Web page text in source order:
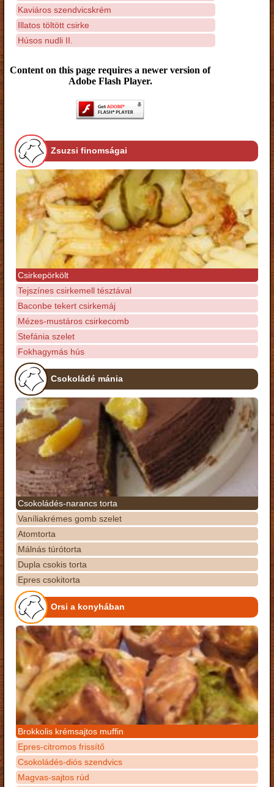
Kaviáros szendvicskrém
Illatos töltött csirke
Húsos nudli II.
Content on this page requires a newer version of
Adobe Flash Player.
Zsuzsi finomságai
Csirkepörkölt
Tejszínes csirkemell tésztával
Baconbe tekert csirkemáj
Mézes-mustáros csirkecomb
Stefánia szelet
Fokhagymás hús
Csokoládé mánia
Csokoládés-narancs torta
Vaníliakrémes gomb szelet
Atomtorta
Málnás túrótorta
Dupla csokis torta
Epres csokitorta
Orsi a konyhában
Brokkolis krémsajtos muffin
Epres-citromos frissítő
Csokoládés-diós szendvics
Magvas-sajtos rúd